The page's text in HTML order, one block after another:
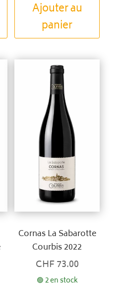
Ajouter au
panier
Cornas La Sabarotte
Courbis 2022
CHF73.00
🟢 2 en stock